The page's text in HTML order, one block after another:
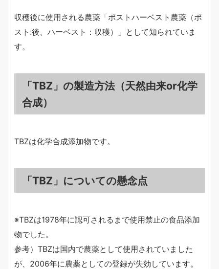
収穫後に使用される農薬「ポストハーベスト農薬（ポ
スト:後、ハーベスト：収穫）」として知られていま
す。
「TBZ」の製造方法（天然由来or化学
合成）
TBZは化学合成添加物です。
「TBZ」についての懸念点
※TBZは1978年に認可されるまで使用禁止の食品添加
物でした。
参考）TBZは国内で農薬として使用されていました
が、2006年に農薬としての登録が失効しています。